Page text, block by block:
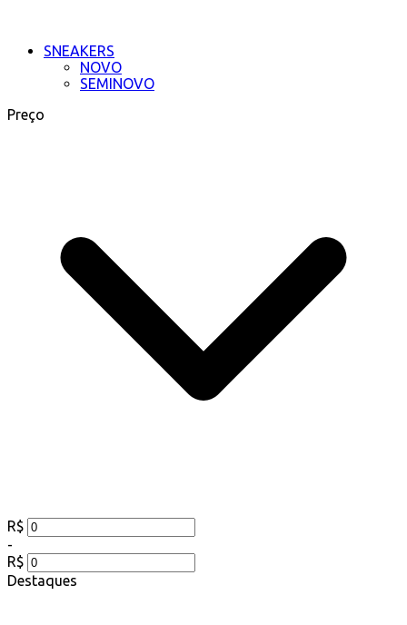
SNEAKERS
NOVO
SEMINOVO
Preço
R$
-
R$
Destaques